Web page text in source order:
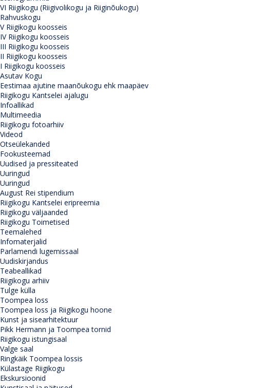
VI Riigikogu (Riigivolikogu ja Riiginõukogu)
Rahvuskogu
V Riigikogu koosseis
IV Riigikogu koosseis
III Riigikogu koosseis
II Riigikogu koosseis
I Riigikogu koosseis
Asutav Kogu
Eestimaa ajutine maanõukogu ehk maapäev
Riigikogu Kantselei ajalugu
Infoallikad
Multimeedia
Riigikogu fotoarhiiv
Videod
Otseülekanded
Fookusteemad
Uudised ja pressiteated
Uuringud
Uuringud
August Rei stipendium
Riigikogu Kantselei eripreemia
Riigikogu väljaanded
Riigikogu Toimetised
Teemalehed
Infomaterjalid
Parlamendi lugemissaal
Uudiskirjandus
Teabeallikad
Riigikogu arhiiv
Tulge külla
Toompea loss
Toompea loss ja Riigikogu hoone
Kunst ja sisearhitektuur
Pikk Hermann ja Toompea tornid
Riigikogu istungisaal
Valge saal
Ringkäik Toompea lossis
Külastage Riigikogu
Ekskursioonid